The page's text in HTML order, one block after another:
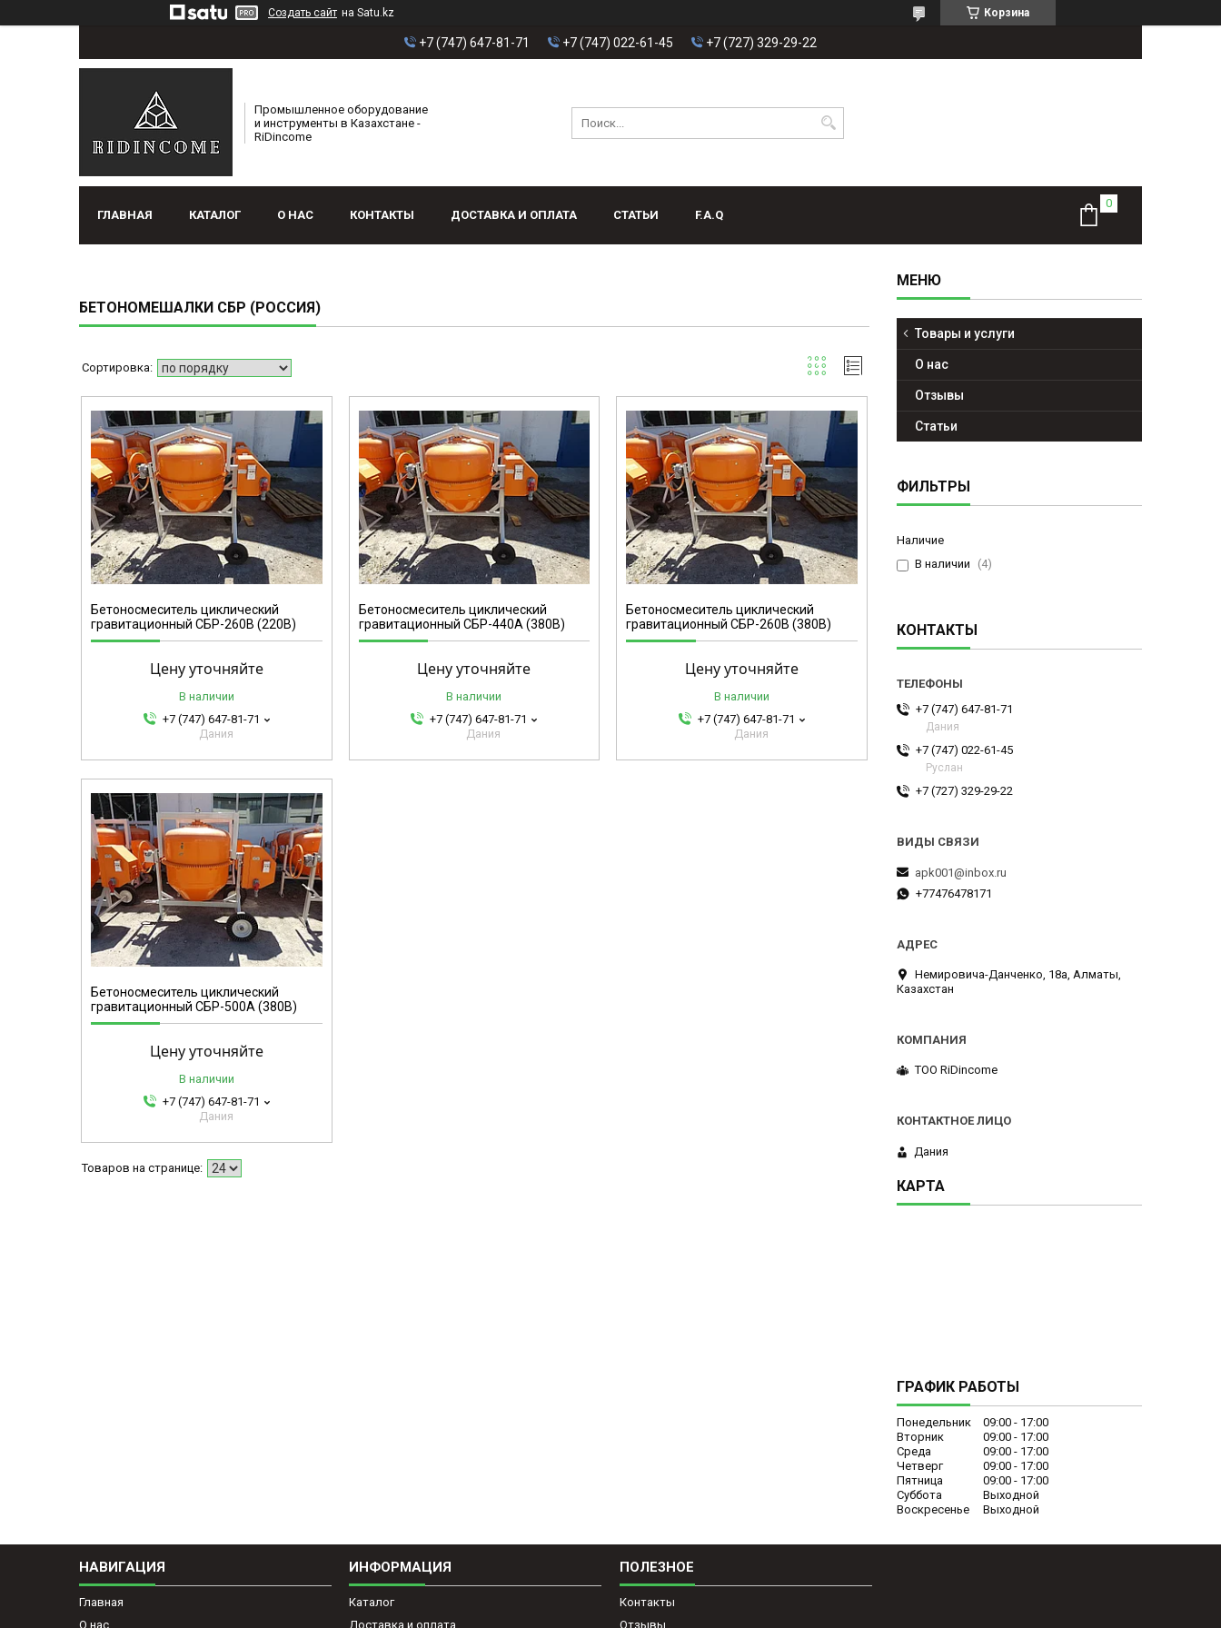
Создать сайт на Satu.kz Корзина
+7 (747) 647-81-71 +7 (747) 022-61-45 +7 (727) 329-29-22
Промышленное оборудование
и инструменты в Казахстане -
RiDincome
ГЛАВНАЯ КАТАЛОГ О НАС КОНТАКТЫ ДОСТАВКА И ОПЛАТА СТАТЬИ F.A.Q
БЕТОНОМЕШАЛКИ СБР (РОССИЯ)
Бетоносмеситель циклический
гравитационный СБР-260В (220В)
Цену уточняйте
В наличии
+7 (747) 647-81-71
Дания
СБР-440А
Бетоносмеситель циклический
гравитационный СБР-440А (380В)
Цену уточняйте
В наличии
+7 (747) 647-81-71
Дания
СБР-260В(2)
Бетоносмеситель циклический
гравитационный СБР-260В (380В)
Цену уточняйте
В наличии
+7 (747) 647-81-71
Дания
Бетоносмеситель циклический
гравитационный СБР-500А (380В)
Цену уточняйте
В наличии
+7 (747) 647-81-71
Дания
Товары и услуги
О нас
Отзывы
Статьи
ФИЛЬТРЫ
Наличие
В наличии
4
КОНТАКТЫ
+7 (747) 647-81-71
Дания
+7 (747) 022-61-45
Руслан
+7 (727) 329-29-22
apk001@inbox.ru
+77476478171
Немировича-Данченко, 18а, Алматы,
Казахстан
ТОО RiDincome
Дания
КАРТА
ГРАФИК РАБОТЫ
Понедельник 09:00
17:00
Вторник
09:00
17:00
Среда
09:00
17:00
Четверг
09:00
17:00
Пятница
09:00
17:00
Суббота
Выходной
Воскресенье
Выходной
НАВИГАЦИЯ
Главная
О нас
ИНФОРМАЦИЯ
Каталог
Доставка и оплата
ПОЛЕЗНОЕ
Контакты
Отзывы